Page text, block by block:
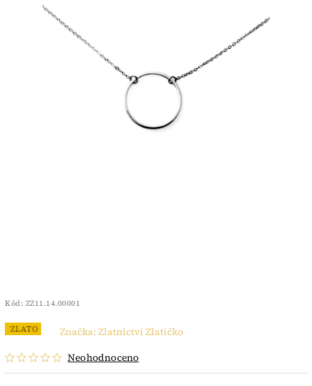
Kód: ZZ11.14.00001
ZLATO
Neohodnoceno
Značka: Zlatnictví Zlatíčko